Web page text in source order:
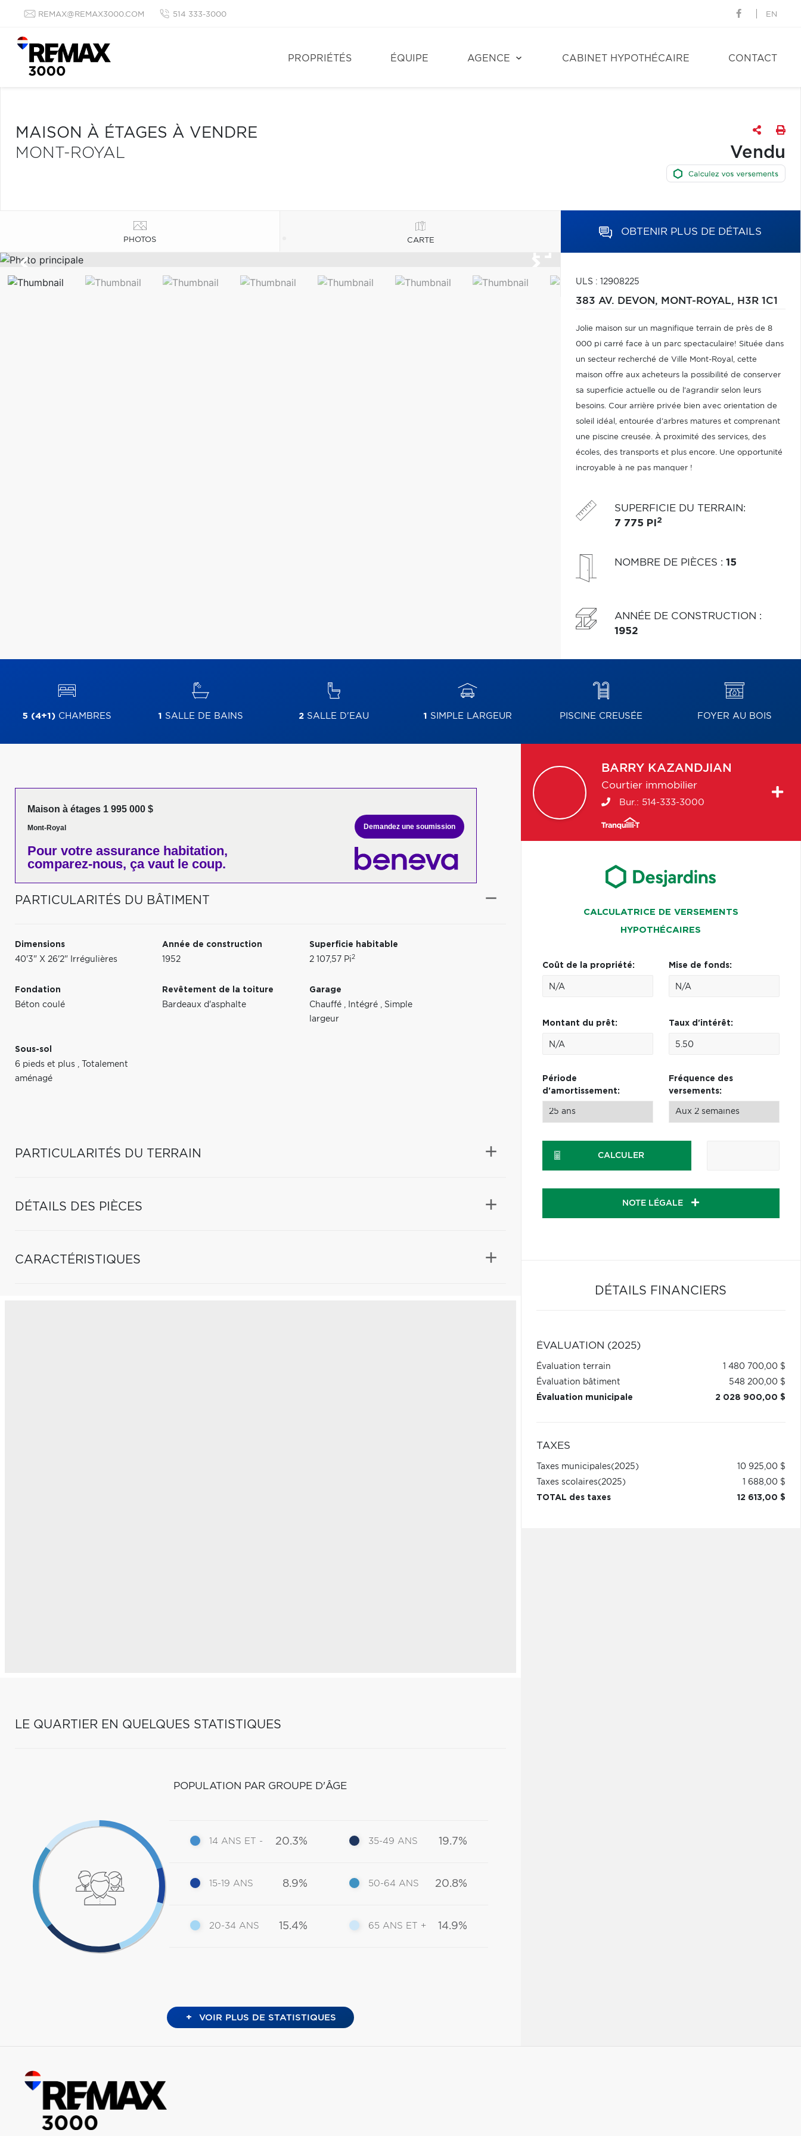
REMAX@REMAX3000.COM 514 333-3000 EN
PROPRIÉTÉS ÉQUIPE AGENCE CABINET HYPOTHÉCAIRE CONTACT
MAISON À ÉTAGES À VENDRE
MONT-ROYAL
Vendu
PHOTOS CARTE
OBTENIR PLUS DE DÉTAILS
ULS : 12908225
383 AV. DEVON, MONT-ROYAL, H3R 1C1
Jolie maison sur un magnifique terrain de près de 8
000 pi carré face à un parc spectaculaire! Située dans
un secteur recherché de Ville Mont-Royal, cette
maison offre aux acheteurs la possibilité de conserver
sa superficie actuelle ou de l'agrandir selon leurs
besoins. Cour arrière privée bien avec orientation de
soleil idéal, entourée d'arbres matures et comprenant
une piscine creusée. À proximité des services, des
écoles, des transports et plus encore. Une opportunité
incroyable à ne pas manquer !
SUPERFICIE DU TERRAIN:
7 775 PI 2
NOMBRE DE PIÈCES : 15
ANNÉE DE CONSTRUCTION :
1952
5 (4+1)CHAMBRES 1 SALLE DE BAINS 2 SALLE D'EAU 1 SIMPLE LARGEUR PISCINE CREUSÉE FOYER AU BOIS
Maison à étages 1 995 000 $
Mont-Royal
Pour votre assurance habitation,
comparez-nous, ça vaut le coup.
Demandez une soumission
PARTICULARITÉS DU BÂTIMENT
Dimensions
40'3" X 26'2" Irrégulières
Année de construction
1952
Superficie habitable
2 107,57 Pi2
Fondation
Béton coulé
Revêtement de la toiture
Bardeaux d'asphalte
Garage
Chauffé , Intégré , Simple
largeur
Sous-sol
6 pieds et plus ,
Totalement
aménagé
PARTICULARITÉS DU TERRAIN
DÉTAILS DES PIÈCES
CARACTÉRISTIQUES
LE QUARTIER EN QUELQUES STATISTIQUES
POPULATION PAR GROUPE D'ÂGE
14 ANS ET - 20.3%
15-19 ANS 8.9%
20-34 ANS 15.4%
35-49 ANS 19.7%
50-64 ANS 20.8%
65 ANS ET + 14.9%
+ VOIR PLUS DE STATISTIQUES
BARRY KAZANDJIAN
Courtier immobilier
Bur.: 514-333-3000
CALCULATRICE DE VERSEMENTS
HYPOTHÉCAIRES
Coût de la propriété: Mise de fonds:
Montant du prêt: Taux d'intérêt:
Période
d'amortissement:
Fréquence des
versements:
CALCULER
NOTE LÉGALE
DÉTAILS FINANCIERS
ÉVALUATION (2025)
Évaluation terrain
1 480 700,00 $
Évaluation bâtiment
548 200,00 $
Évaluation municipale
2 028 900,00 $
TAXES
Taxes municipales(2025)
10 925,00 $
Taxes scolaires(2025)
1 688,00 $
TOTAL des taxes
12 613,00 $